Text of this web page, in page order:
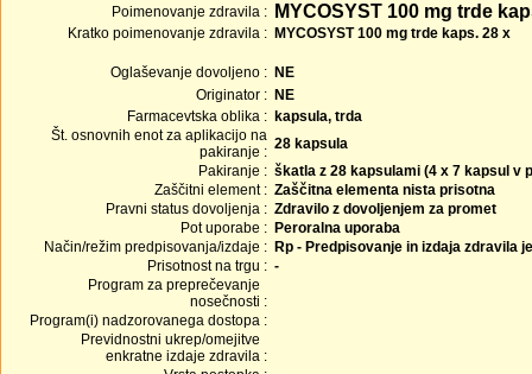
Poimenovanje zdravila :
MYCOSYST 100 mg trde
Kratko poimenovanje zdravila : MYCOSYST 100 mg trde kaps. 28 x
Oglaševanje dovoljeno : NE
Originator : NE
Farmacevtska oblika : kapsula, trda
Št. osnovnih enot za aplikacijo na
pakiranje : 28 kapsula
Pakiranje : škatla z 28 kapsulami (4 x 7 kapsul v
Zaščitni element : Zaščitna elementa nista prisotna
Pravni status dovoljenja : Zdravilo z dovoljenjem za promet
Pot uporabe : Peroralna uporaba
Način/režim predpisovanja/izdaje : Rp - Predpisovanje in izdaja zdravila
Prisotnost na trgu : -
Program za preprečevanje
nosečnosti :
Program(i) nadzorovanega dostopa :
Previdnostni ukrep/omejitve
enkratne izdaje zdravila :